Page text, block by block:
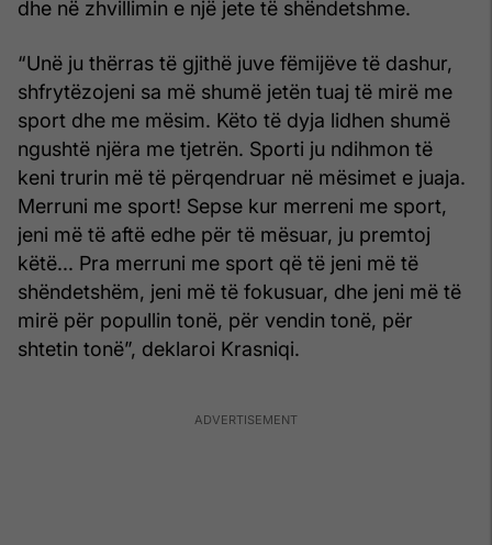
dhe në zhvillimin e një jete të shëndetshme.
“Unë ju thërras të gjithë juve fëmijëve të dashur,
shfrytëzojeni sa më shumë jetën tuaj të mirë me
sport dhe me mësim. Këto të dyja lidhen shumë
ngushtë njëra me tjetrën. Sporti ju ndihmon të
keni trurin më të përqendruar në mësimet e juaja.
Merruni me sport! Sepse kur merreni me sport,
jeni më të aftë edhe për të mësuar, ju premtoj
këtë... Pra merruni me sport që të jeni më të
shëndetshëm, jeni më të fokusuar, dhe jeni më të
mirë për popullin tonë, për vendin tonë, për
shtetin tonë”, deklaroi Krasniqi.